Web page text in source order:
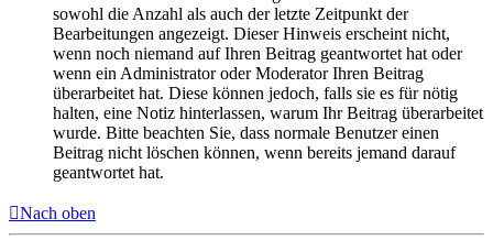
sowohl die Anzahl als auch der letzte Zeitpunkt der
Bearbeitungen angezeigt. Dieser Hinweis erscheint nicht,
wenn noch niemand auf Ihren Beitrag geantwortet hat oder
wenn ein Administrator oder Moderator Ihren Beitrag
überarbeitet hat. Diese können jedoch, falls sie es für nötig
halten, eine Notiz hinterlassen, warum Ihr Beitrag überarbeitet
wurde. Bitte beachten Sie, dass normale Benutzer einen
Beitrag nicht löschen können, wenn bereits jemand darauf
geantwortet hat.
Nach oben